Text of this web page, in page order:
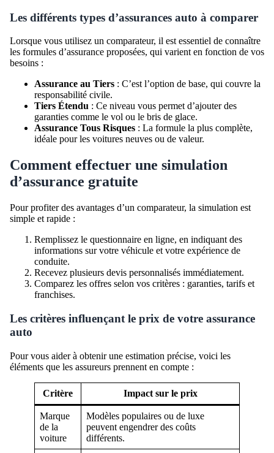
Les différents types d’assurances auto à comparer
Lorsque vous utilisez un comparateur, il est essentiel de connaître
les formules d’assurance proposées, qui varient en fonction de vos
besoins :
Assurance au Tiers : C’est l’option de base, qui couvre la
responsabilité civile.
Tiers Étendu : Ce niveau vous permet d’ajouter des
garanties comme le vol ou le bris de glace.
Assurance Tous Risques : La formule la plus complète,
idéale pour les voitures neuves ou de valeur.
Comment effectuer une simulation
d’assurance gratuite
Pour profiter des avantages d’un comparateur, la simulation est
simple et rapide :
Remplissez le questionnaire en ligne, en indiquant des
informations sur votre véhicule et votre expérience de
conduite.
Recevez plusieurs devis personnalisés immédiatement.
Comparez les offres selon vos critères : garanties, tarifs et
franchises.
Les critères influençant le prix de votre assurance
auto
Pour vous aider à obtenir une estimation précise, voici les
éléments que les assureurs prennent en compte :
Critère Impact sur le prix
Marque
de la
voiture
Modèles populaires ou de luxe
peuvent engendrer des coûts
différents.